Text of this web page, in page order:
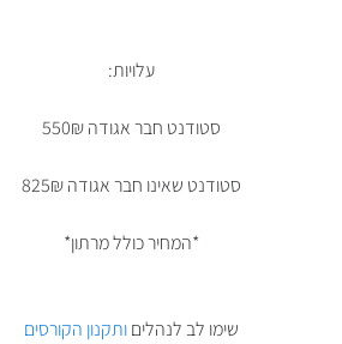
עלויות:
סטודנט חבר אגודה 550₪
סטודנט שאינו חבר אגודה 825₪
*המחיר כולל מרתון*
שימו לב לנהליםותקנון הקורסים